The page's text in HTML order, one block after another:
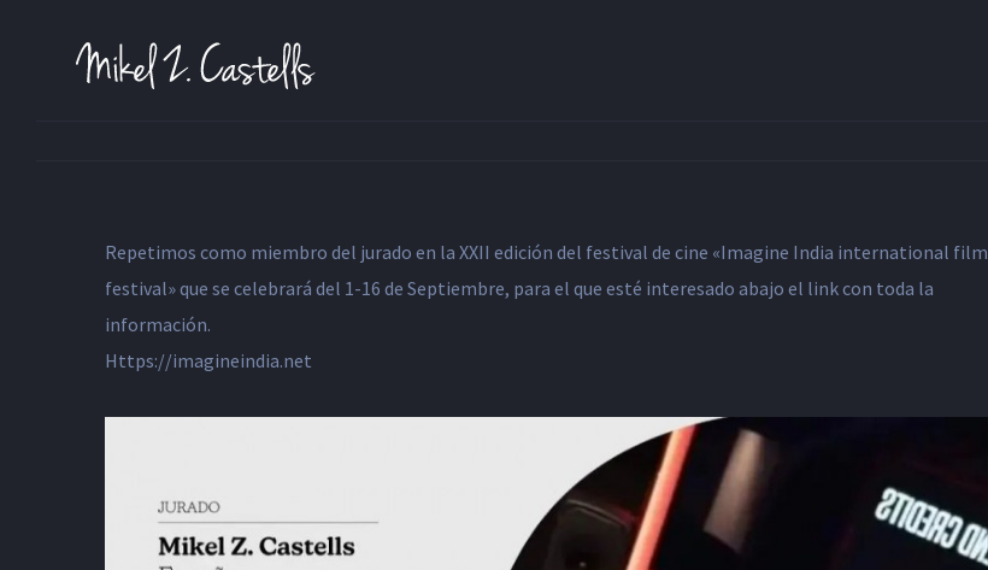
Repetimos como miembro del jurado en la XXII edición del festival de cine «Imagine India international film
festival» que se celebrará del 1-16 de Septiembre, para el que esté interesado abajo el link con toda la
información.
Https://imagineindia.net